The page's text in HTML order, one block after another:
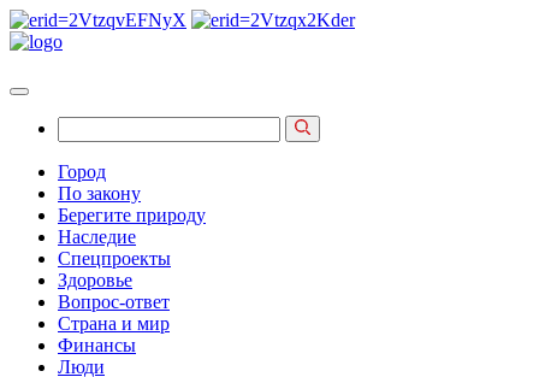
Город
По закону
Берегите природу
Наследие
Спецпроекты
Здоровье
Вопрос-ответ
Страна и мир
Финансы
Люди